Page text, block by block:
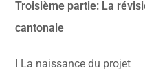
Troisième partie: La
cantonale
I La naissance du projet